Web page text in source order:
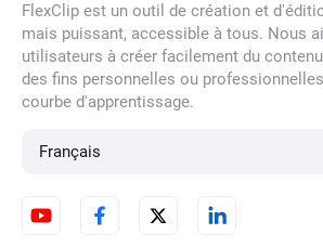
Photo en style
FlexClip est un outil de création et
mais puissant, accessible à tous. Nous
utilisateurs à créer facilement du
des fins personnelles ou
courbe d'apprentissage.
Français